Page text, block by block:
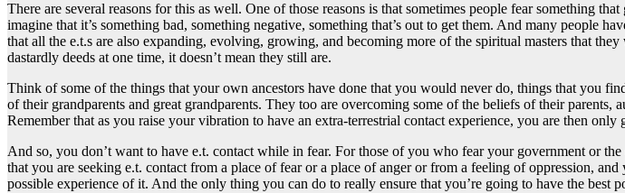
There are several reasons for this as well. One of those reasons is that sometimes people fear something
imagine that it’s something bad, something negative, something that’s out to get them. And many people
that all the e.t.s are also expanding, evolving, growing, and becoming more of the spiritual masters that
dastardly deeds at one time, it doesn’t mean they still are.
Think of some of the things that your own ancestors have done that you would never do, things that you
of their grandparents and great grandparents. They too are overcoming some of the beliefs of their
Remember that as you raise your vibration to have an extra-terrestrial contact experience, you are then
And so, you don’t want to have e.t. contact while in fear. For those of you who fear your government or
that you are seeking e.t. contact from a place of fear or a place of anger or from a feeling of oppression,
possible experience of it. And the only thing you can do to really ensure that you’re going to have the best